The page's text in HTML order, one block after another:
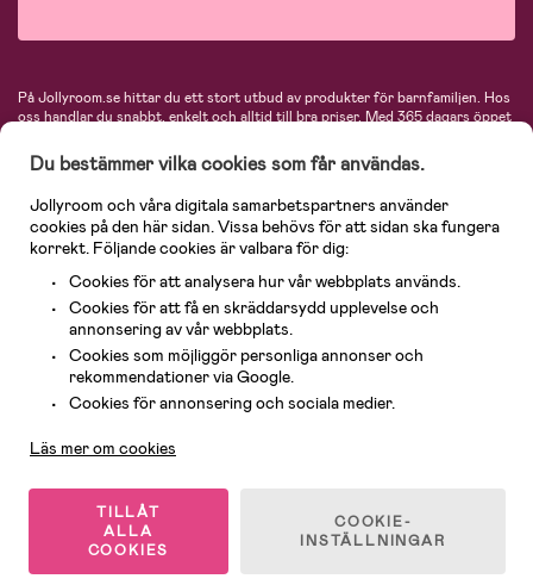
På Jollyroom.se hittar du ett stort utbud av produkter för barnfamiljen. Hos
oss handlar du snabbt, enkelt och alltid till bra priser. Med 365 dagars öppet
hos oss. I vårt sortiment hittar du barnvagnar, bilstolar, kläder för barn och
baby, produkter för mamman, massor av inspirerande inredning, leksaker,
varumärken så som Britax, Maxi-Cosi, Baby Jogger, BabyBjörn, Didriksons,
KidKraft, Ergobaby, Philips Avent, Neonate, Cybex, LEGO och många fler.
Välkommen in och kika runt i Nordens största barn- och babybutik på nätet!
© 2026 Jollyroom AB. Alla rättigheter reserverade.
Du bestämmer vilka cookies som får användas.
Jollyroom och våra digitala samarbetspartners använder
cookies på den här sidan. Vissa behövs för att sidan ska fungera
korrekt. Följande cookies är valbara för dig:
Cookies för att analysera hur vår webbplats används.
Cookies för att få en skräddarsydd upplevelse och
annonsering av vår webbplats.
Cookies som möjliggör personliga annonser och
rekommendationer via Google.
Cookies för annonsering och sociala medier.
Läs mer om cookies
TILLÅT
ALLA
COOKIES
COOKIE-
INSTÄLLNINGAR